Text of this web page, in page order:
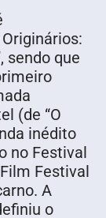
sendo que
(de “O
inédito
no Festival
Festival
A
o